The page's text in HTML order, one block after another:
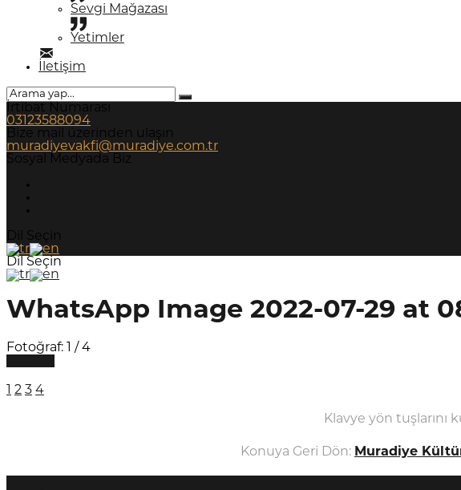
Sevgi Mağazası
Yetimler
İletişim
İrtibat Numarası
03123588094
Bize mail üzerinden ulaşın
muradiyevakfi@muradiye.com.tr
Sosyal Medyada Biz
Dil Seçin
Dil Seçin
WhatsApp Image 2022-07-29 at
Fotoğraf: 1 / 4
2 3 4
Klavye yön tuşlarını
Konuya Geri Dön: Muradiye